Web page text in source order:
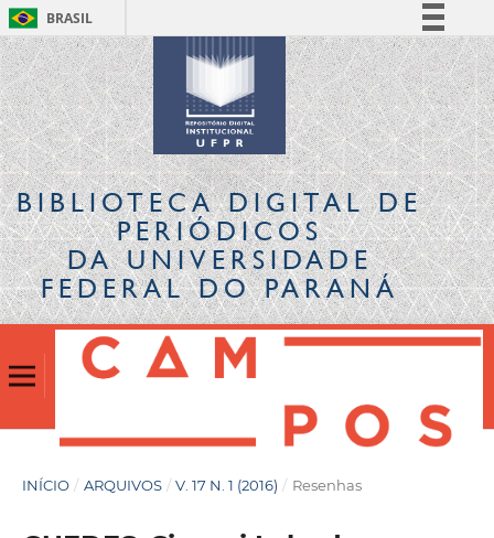
BRASIL
Simplifique!
Comunica BR
Participe
Acesso à informação
Legislação
Canais
BIBLIOTECA DIGITALDE
PERIÓDICOS
DA UNIVERSIDADE
FEDERAL DO PARANÁ
INÍCIO / ARQUIVOS / V. 17 N. 1 (2016) / Resenhas